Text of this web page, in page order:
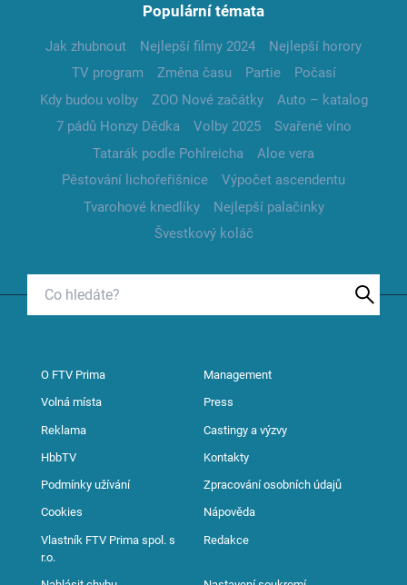
Populární témata
Jak zhubnout Nejlepší filmy 2024
Nejlepší horory
TV program
Změna času Partie
Počasí
Kdy budou volby
ZOO Nové začátky
Auto – katalog
7 pádů Honzy Dědka
Volby 2025
Svařené víno
Tatarák podle Pohlreicha
Aloe vera
Pěstování lichořeřišnice
Výpočet ascendentu
Tvarohové knedlíky
Nejlepší palačinky
Švestkový koláč
O FTV Prima Management
Volná místa Press
Reklama Castingy a výzvy
HbbTV Kontakty
Podmínky užívání Zpracování osobních údajů
Cookies Nápověda
Vlastník FTV Prima spol. s
r.o.
Redakce